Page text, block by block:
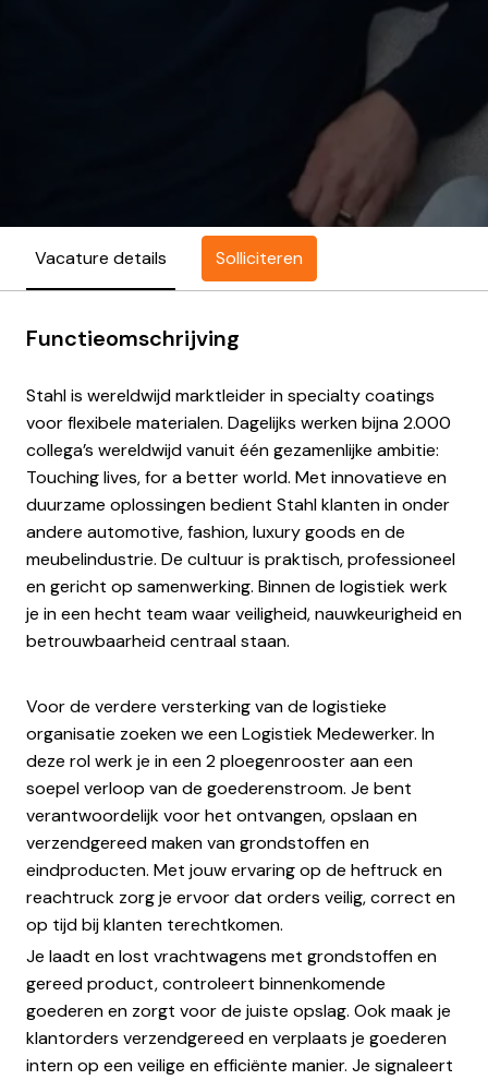
Vacature details Solliciteren
Functieomschrijving
Stahl is wereldwijd marktleider in specialty coatings
voor flexibele materialen. Dagelijks werken bijna 2.000
collega’s wereldwijd vanuit één gezamenlijke ambitie:
Touching lives, for a better world. Met innovatieve en
duurzame oplossingen bedient Stahl klanten in onder
andere automotive, fashion, luxury goods en de
meubelindustrie. De cultuur is praktisch, professioneel
en gericht op samenwerking. Binnen de logistiek werk
je in een hecht team waar veiligheid, nauwkeurigheid en
betrouwbaarheid centraal staan.
Voor de verdere versterking van de logistieke
organisatie zoeken we een Logistiek Medewerker. In
deze rol werk je in een 2 ploegenrooster aan een
soepel verloop van de goederenstroom. Je bent
verantwoordelijk voor het ontvangen, opslaan en
verzendgereed maken van grondstoffen en
eindproducten. Met jouw ervaring op de heftruck en
reachtruck zorg je ervoor dat orders veilig, correct en
op tijd bij klanten terechtkomen.
Je laadt en lost vrachtwagens met grondstoffen en
gereed product, controleert binnenkomende
goederen en zorgt voor de juiste opslag. Ook maak je
klantorders verzendgereed en verplaats je goederen
intern op een veilige en efficiënte manier. Je signaleert